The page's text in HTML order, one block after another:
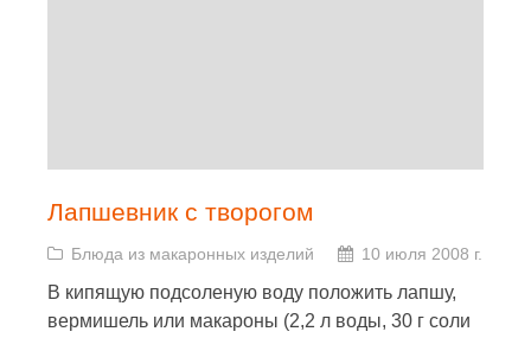
Лапшевник с творогом
Блюда из макаронных изделий 10 июля 2008 г.
В кипящую подсоленую воду положить лапшу,
вермишель или макароны (2,2 л воды, 30 г соли